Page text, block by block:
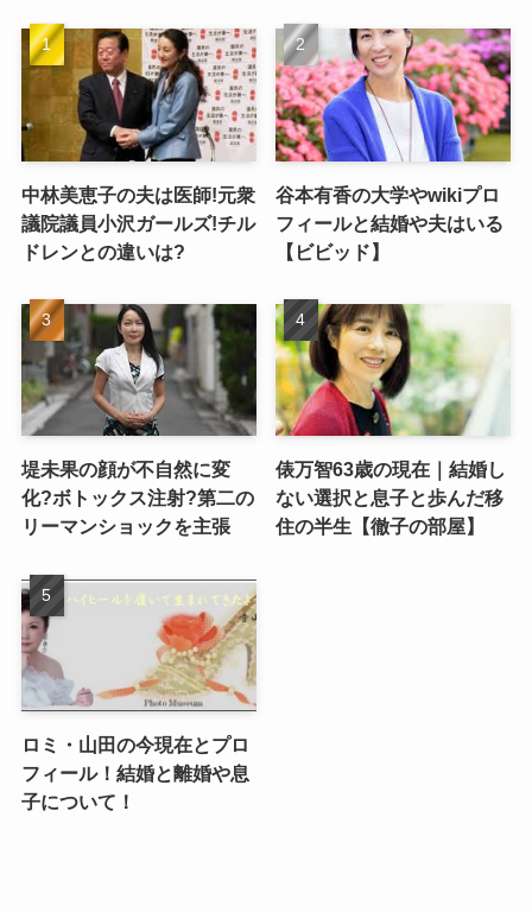
中林美恵子の夫は医師!元衆
議院議員小沢ガールズ!チル
ドレンとの違いは?
谷本有香の大学やwikiプロ
フィールと結婚や夫はいる
【ビビッド】
堤未果の顔が不自然に変
化?ボトックス注射?第二の
リーマンショックを主張
俵万智63歳の現在｜結婚し
ない選択と息子と歩んだ移
住の半生【徹子の部屋】
ロミ・山田の今現在とプロ
フィール！結婚と離婚や息
子について！